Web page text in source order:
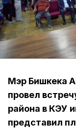
Мэр Бишкека
провел
района в КЭУ
представил